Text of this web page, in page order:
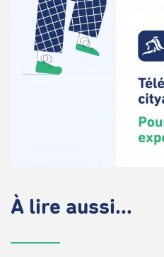
À lire aussi...